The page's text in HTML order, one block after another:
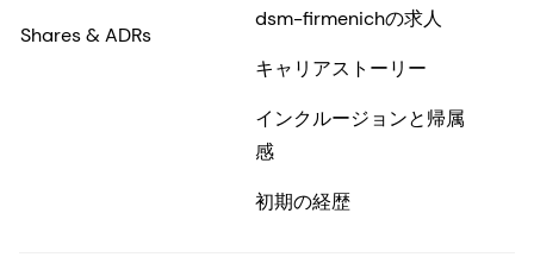
Shares & ADRs
dsm-firmenichの求人
キャリアストーリー
インクルージョンと帰属
感
初期の経歴